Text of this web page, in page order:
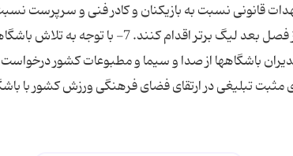
قانونی نسبت به بازیكنان و كادر فنی و سرپرست
قبل از آغاز فصل بعد لیگ برتر
باشگاهها از صدا و سیما و مطبوعات كشور درخواست
مثبت تبلیغی در ارتقای فضای فرهنگی ورزش كشور با